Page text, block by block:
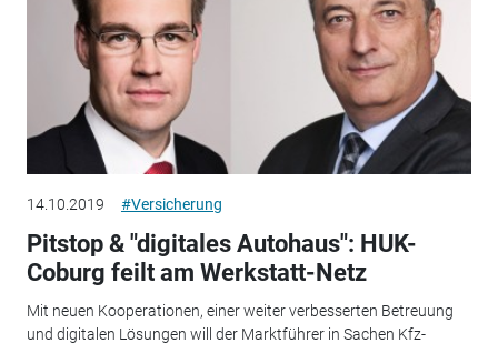
14.10.2019 #Versicherung
Pitstop & "digitales Autohaus": HUK-
Coburg feilt am Werkstatt-Netz
Mit neuen Kooperationen, einer weiter verbesserten Betreuung
und digitalen Lösungen will der Marktführer in Sachen Kfz-